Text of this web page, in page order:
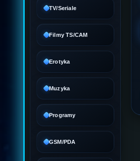
TV/Seriale
Filmy TS/CAM
Erotyka
Muzyka
Programy
GSM/PDA